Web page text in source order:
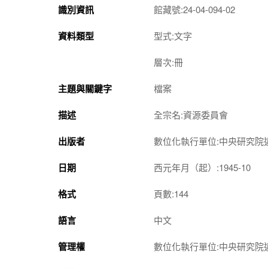
識別資訊 館藏號:24-04-094-02
資料類型 型式:文字
層次:冊
主題與關鍵字 檔案
描述 全宗名:資源委員會
出版者 數位化執行單位:中央研究院
日期 西元年月（起）:1945-10
格式 頁數:144
語言 中文
管理權 數位化執行單位:中央研究院